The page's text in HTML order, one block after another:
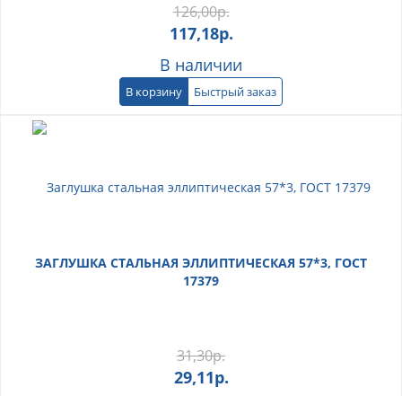
126,00р.
117,18р.
В наличии
В корзину Быстрый заказ
ЗАГЛУШКА СТАЛЬНАЯ ЭЛЛИПТИЧЕСКАЯ 57*3, ГОСТ
17379
31,30р.
29,11р.